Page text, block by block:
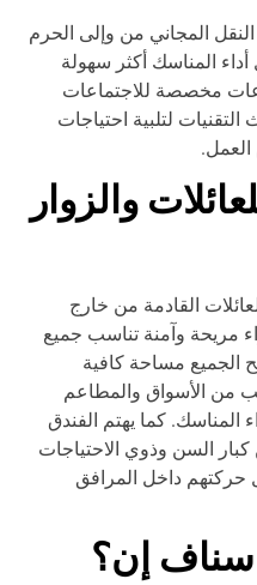
المجاني من وإلى الحرم
أكثر سهولة
للاجتماعات
لتلبية احتياجات
والزوار
القادمة من خارج
وآمنة تناسب جميع
مساحة كافية
الأسواق والمطاعم
كما يهتم الفندق
وذوي الاحتياجات
داخل المرافق
إن؟